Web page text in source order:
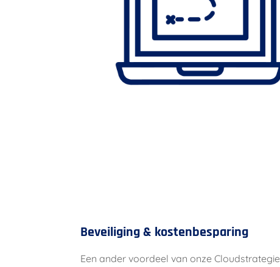
Beveiliging & kostenbesparing
Een ander voordeel van onze